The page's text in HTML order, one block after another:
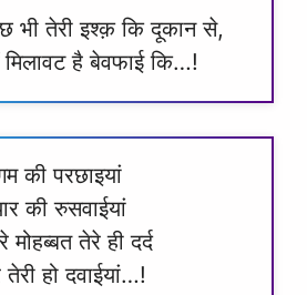
भी तेरी इश्क़ कि दूकान से,
है बेवफाई कि…!
की परछाइयां
की रुसवाईयां
मोहब्बत तेरे ही दर्द
हो दवाईयां…!